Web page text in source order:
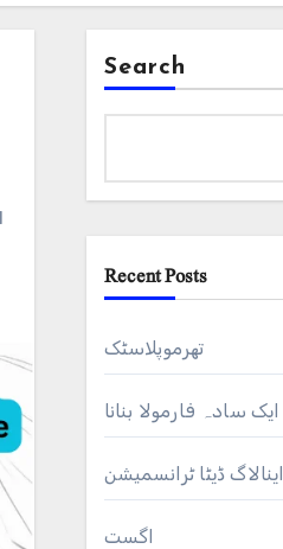
Search
Recent Posts
تھرموپلاسٹک
ایک سادہ فارمولا بنانا
اینالاگ ڈیٹا ٹرانسمیشن
اگست